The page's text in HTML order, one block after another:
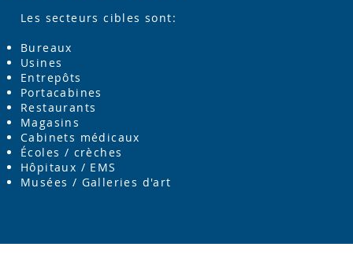
Les secteurs cibles sont:
Bureaux
Usines
Entrepôts
Portacabines
Restaurants
Magasins
Cabinets médicaux
Écoles / crèches
Hôpitaux / EMS
Musées / Galleries d'art